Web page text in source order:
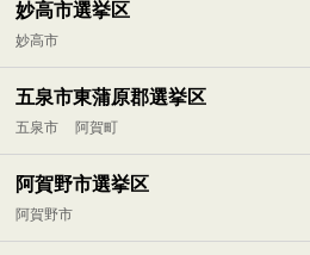
妙高市選挙区
妙高市
五泉市東蒲原郡選挙区
五泉市 阿賀町
阿賀野市選挙区
阿賀野市